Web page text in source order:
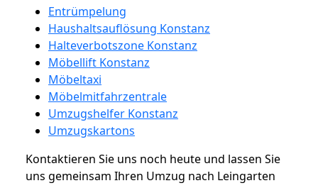
Entrümpelung
Haushaltsauflösung Konstanz
Halteverbotszone Konstanz
Möbellift Konstanz
Möbeltaxi
Möbelmitfahrzentrale
Umzugshelfer Konstanz
Umzugskartons
Kontaktieren Sie uns noch heute und lassen Sie
uns gemeinsam Ihren Umzug nach Leingarten